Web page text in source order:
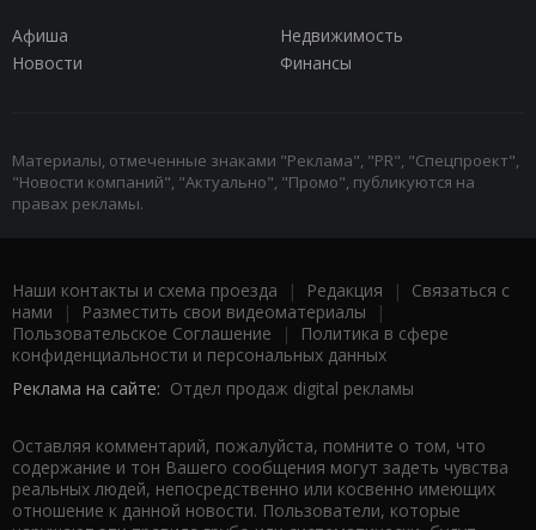
Афиша
Недвижимость
Новости
Финансы
Материалы, отмеченные знаками "Реклама", "PR", "Спецпроект",
"Новости компаний", "Актуально", "Промо", публикуются на
правах рекламы.
Наши контакты и схема проезда | Редакция | Связаться с
нами | Разместить свои видеоматериалы |
Пользовательское Соглашение |
Политика в сфере
конфиденциальности и персональных данных
Реклама на сайте: Отдел продаж digital рекламы
Оставляя комментарий, пожалуйста, помните о том, что
содержание и тон Вашего сообщения могут задеть чувства
реальных людей, непосредственно или косвенно имеющих
отношение к данной новости. Пользователи, которые